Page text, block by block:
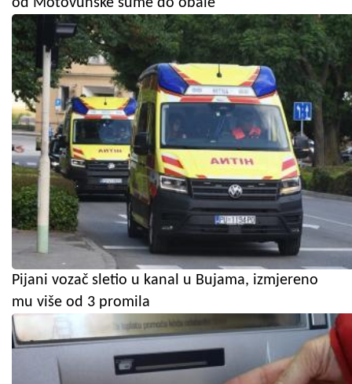
Pijani vozač sletio u kanal u Bujama, izmjereno
mu više od 3 promila